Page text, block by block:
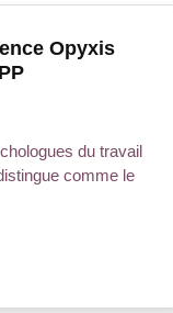
Opyxis
du travail
comme le